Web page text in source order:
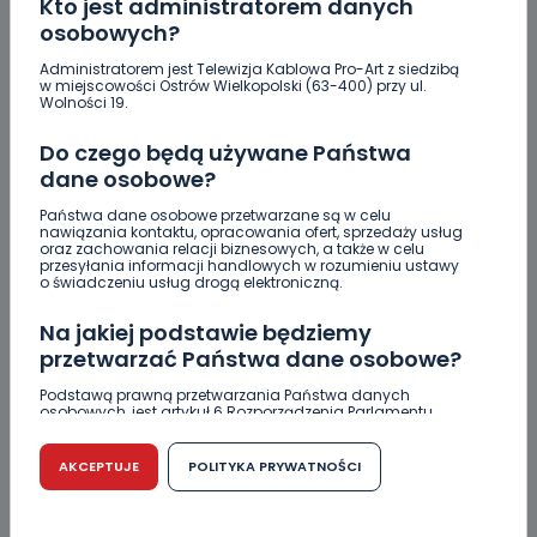
Kto jest administratorem danych
osobowych?
Administratorem jest Telewizja Kablowa Pro-Art z siedzibą
w miejscowości Ostrów Wielkopolski (63-400) przy ul.
Wolności 19.
Do czego będą używane Państwa
dane osobowe?
Państwa dane osobowe przetwarzane są w celu
nawiązania kontaktu, opracowania ofert, sprzedaży usług
oraz zachowania relacji biznesowych, a także w celu
przesyłania informacji handlowych w rozumieniu ustawy
o świadczeniu usług drogą elektroniczną.
Na jakiej podstawie będziemy
przetwarzać Państwa dane osobowe?
Podstawą prawną przetwarzania Państwa danych
osobowych, jest artykuł 6 Rozporządzenia Parlamentu
r. w sprawie ochrony osób fizycznych w związku z
przetwarzaniem danych osobowych w sprawie
swobodnego przepływu takich danych oraz uchylenia
dyrektywy 95/46/WE (RODO).
AKCEPTUJE POLITYKA PRYWATNOŚCI
Nastolatek w szpitalu po zderzeniu osobówki z
motocyklem
Uważaj na oszustwo! Przychodzą maile z
Jak wybrać prostownicę do włosów puszących się i
Skomentuj ten wpis jako pierwszy!
DOŁĄCZ DO DYSKUSJI